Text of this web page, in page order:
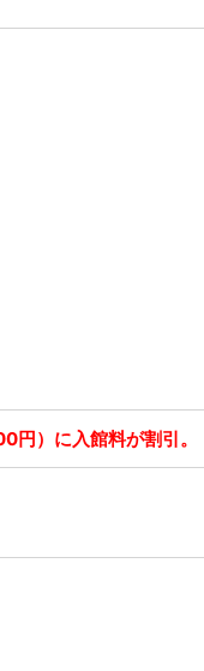
）に入館料が割引。